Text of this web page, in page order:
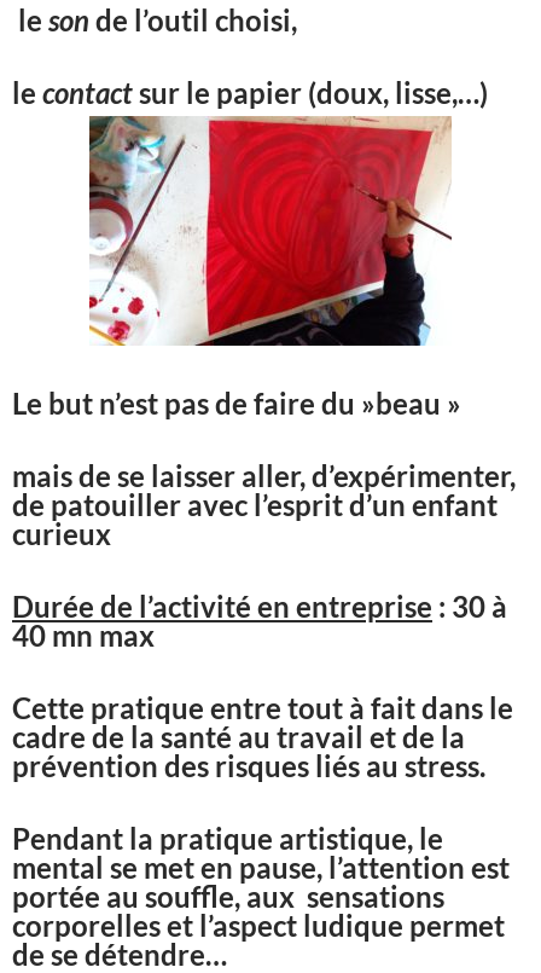
le son de l’outil choisi,
le contact sur le papier (doux, lisse,…)
Le but n’est pas de faire du »beau »
mais de se laisser aller, d’expérimenter,
de patouiller avec l’esprit d’un enfant
curieux
Durée de l’activité en entreprise : 30 à
40 mn max
Cette pratique entre tout à fait dans le
cadre de la santé au travail et de la
prévention des risques liés au stress.
Pendant la pratique artistique, le
mental se met en pause, l’attention est
portée au souffle, aux sensations
corporelles et l’aspect ludique permet
de se détendre…